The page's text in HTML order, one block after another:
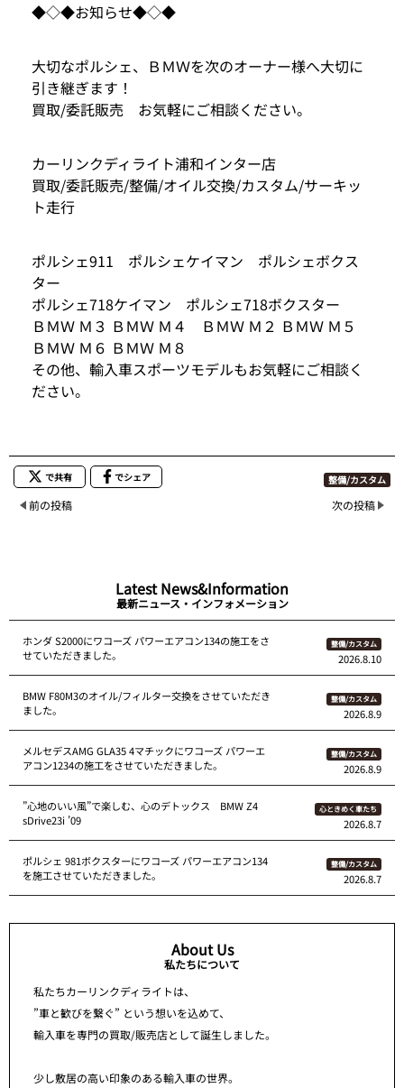
◆◇◆お知らせ◆◇◆
大切なポルシェ、ＢＭＷを次のオーナー様へ大切に
引き継ぎます！
買取/委託販売 お気軽にご相談ください。
カーリンクディライト浦和インター店
買取/委託販売/整備/オイル交換/カスタム/サーキッ
ト走行
ポルシェ911 ポルシェケイマン ポルシェボクス
ター
ポルシェ718ケイマン ポルシェ718ボクスター
ＢＭＷ Ｍ３ ＢＭＷ Ｍ４ ＢＭＷ Ｍ２ ＢＭＷ Ｍ５
ＢＭＷ Ｍ６ ＢＭＷ Ｍ８
その他、輸入車スポーツモデルもお気軽にご相談く
ださい。
で共有 でシェア 整備/カスタム
前の投稿 次の投稿
Latest News&Information
最新ニュース・インフォメーション
ホンダ S2000にワコーズ パワーエアコン134の施工をさ
せていただきました。
整備/カスタム
2026.8.10
BMW F80M3のオイル/フィルター交換をさせていただき
ました。
整備/カスタム
2026.8.9
メルセデスAMG GLA35 4マチックにワコーズ パワーエ
アコン1234の施工をさせていただきました。
整備/カスタム
2026.8.9
”心地のいい風”で楽しむ、心のデトックス BMW Z4
sDrive23i ’09
心ときめく車たち
2026.8.7
ポルシェ 981ボクスターにワコーズ パワーエアコン134
を施工させていただきました。
整備/カスタム
2026.8.7
About Us
私たちについて
私たちカーリンクディライトは、
”車と歓びを繋ぐ” という想いを込めて、
輸入車を専門の買取/販売店として誕生しました。
少し敷居の高い印象のある輸入車の世界。